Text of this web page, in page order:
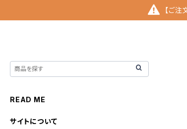
【ご
READ ME
サイトについて